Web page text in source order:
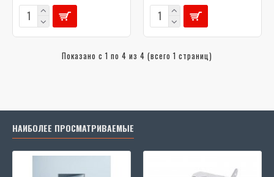
Показано с 1 по 4 из 4 (всего 1 страниц)
НАИБОЛЕЕ ПРОСМАТРИВАЕМЫЕ